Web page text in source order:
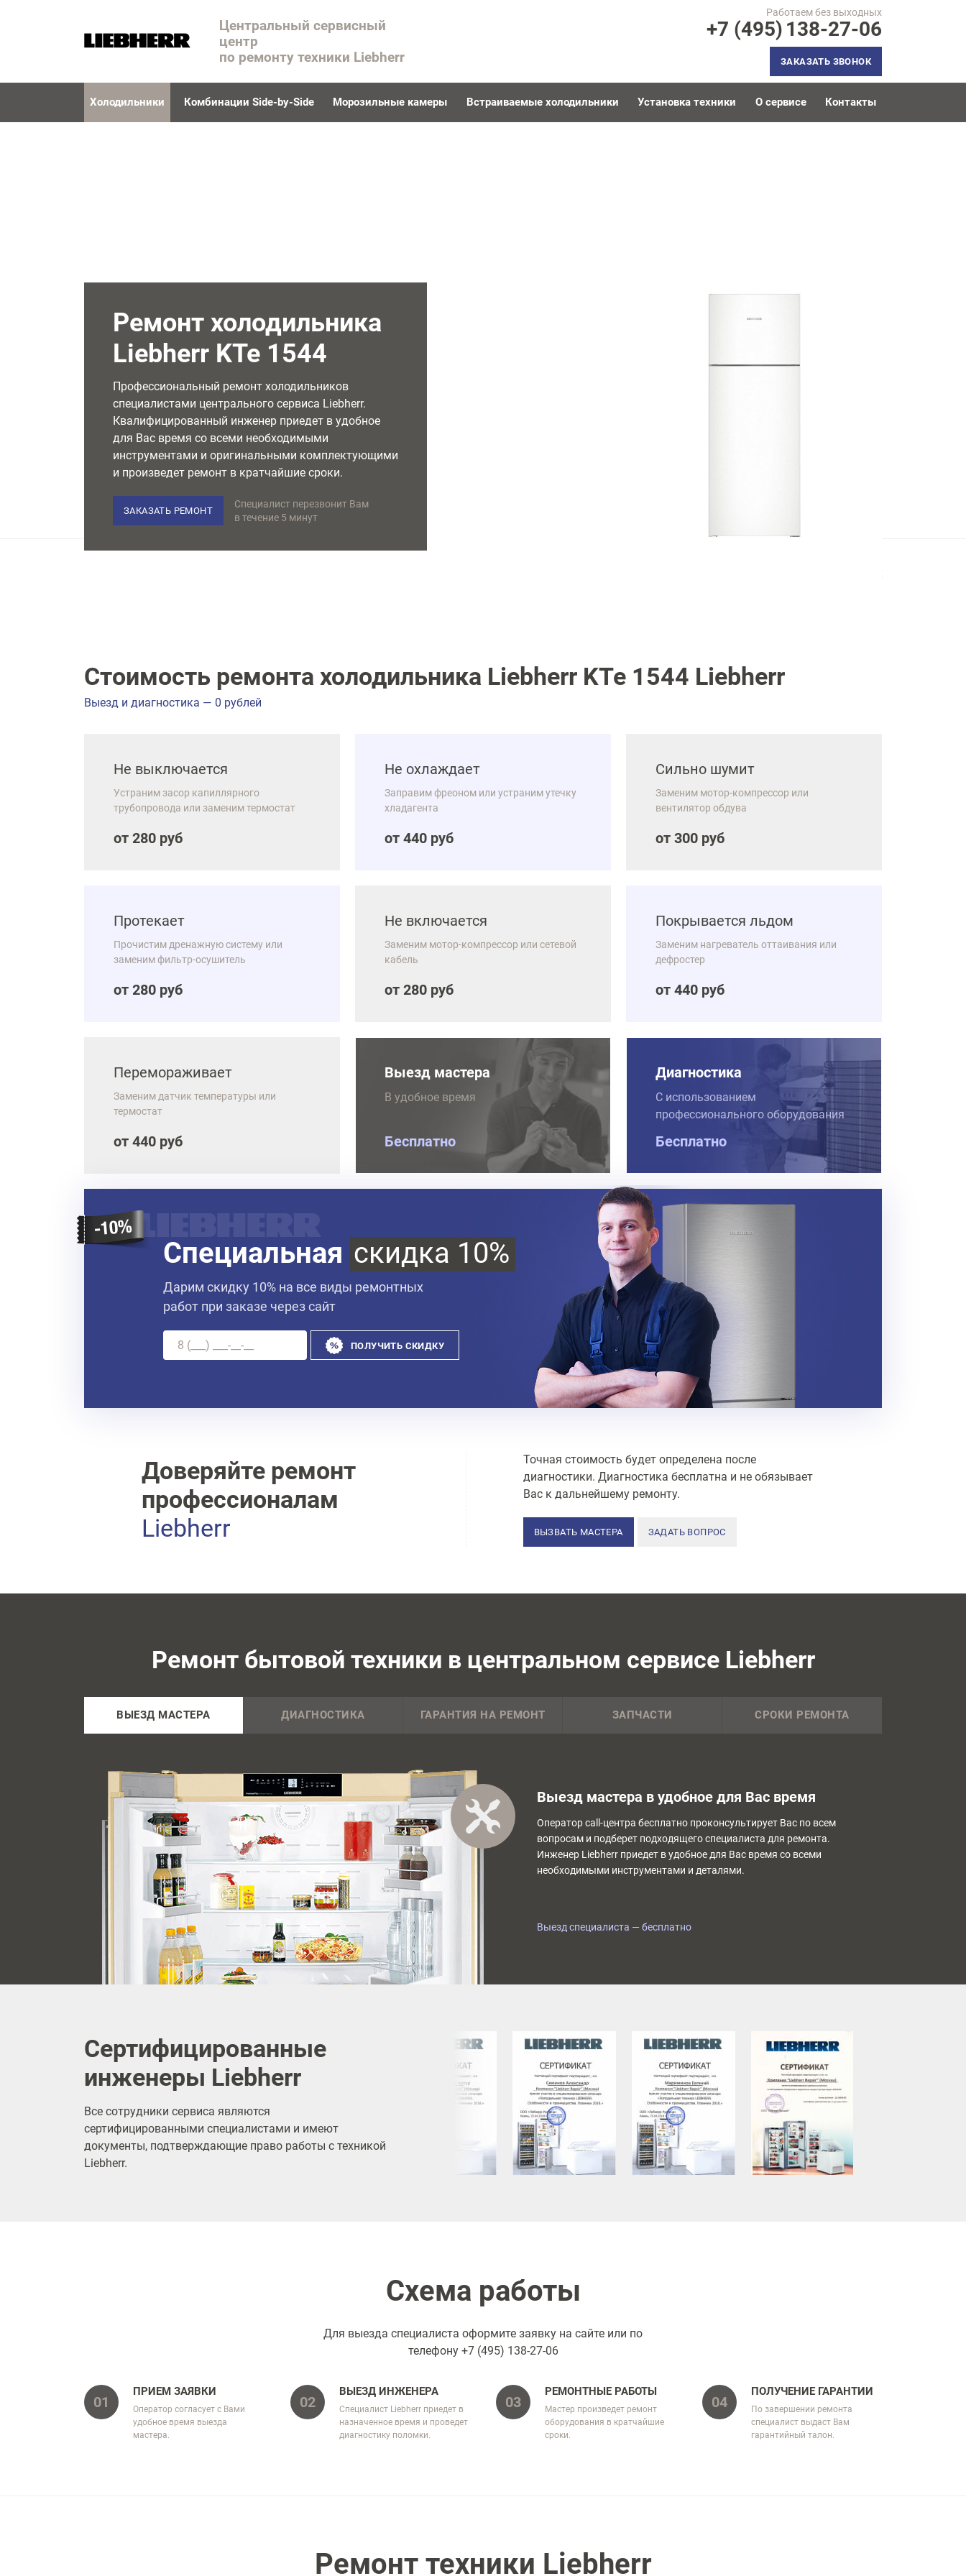
Центральный сервисный
центр
по ремонту техники Liebherr
Работаем без выходных
+7 (495) 138-27-06
ЗАКАЗАТЬ ЗВОНОК
Холодильники Комбинации Side-by-Side Морозильные камеры Встраиваемые холодильники Установка техники О сервисе Контакты
Ремонт холодильника
Liebherr KTe 1544
Профессиональный ремонт холодильников
специалистами центрального сервиса Liebherr.
Квалифицированный инженер приедет в удобное
для Вас время со всеми необходимыми
инструментами и оригинальными комплектующими
и произведет ремонт в кратчайшие сроки.
ЗАКАЗАТЬ РЕМОНТ
Специалист перезвонит Вам
в течение 5 минут
Стоимость ремонта холодильника Liebherr KTe 1544 Liebherr
Выезд и диагностика — 0 рублей
Не выключается
Устраним засор капиллярного
трубопровода или заменим термостат
от 280 руб
Не охлаждает
Заправим фреоном или устраним утечку
хладагента
от 440 руб
Сильно шумит
Заменим мотор-компрессор или
вентилятор обдува
от 300 руб
Протекает
Прочистим дренажную систему или
заменим фильтр-осушитель
от 280 руб
Не включается
Заменим мотор-компрессор или сетевой
кабель
от 280 руб
Покрывается льдом
Заменим нагреватель оттаивания или
дефростер
от 440 руб
Перемораживает
Заменим датчик температуры или
термостат
от 440 руб
Выезд мастера
В удобное время
Бесплатно
Диагностика
С использованием
профессионального оборудования
Бесплатно
Специальная скидка 10%
Дарим скидку 10% на все виды ремонтных
работ при заказе через сайт
ПОЛУЧИТЬ СКИДКУ
Доверяйте ремонт
профессионалам
Liebherr
Точная стоимость будет определена после
диагностики. Диагностика бесплатна и не обязывает
Вас к дальнейшему ремонту.
ВЫЗВАТЬ МАСТЕРА ЗАДАТЬ ВОПРОС
Ремонт бытовой техники в центральном сервисе Liebherr
ВЫЕЗД МАСТЕРА ДИАГНОСТИКА ГАРАНТИЯ НА РЕМОНТ ЗАПЧАСТИ СРОКИ РЕМОНТА
Выезд мастера в удобное для Вас время
Оператор call-центра бесплатно проконсультирует Вас по всем
вопросам и подберет подходящего специалиста для ремонта.
Инженер Liebherr приедет в удобное для Вас время со всеми
необходимыми инструментами и деталями.
Выезд специалиста — бесплатно
Сертифицированные
инженеры Liebherr
Все сотрудники сервиса являются
сертифицированными специалистами и имеют
документы, подтверждающие право работы с техникой
Liebherr.
Схема работы
Для выезда специалиста оформите заявку на сайте или по
телефону +7 (495) 138-27-06
01
ПРИЕМ ЗАЯВКИ
Оператор согласует с Вами
удобное время выезда
мастера.
02
ВЫЕЗД ИНЖЕНЕРА
Специалист Liebherr приедет в
назначенное время и проведет
диагностику поломки.
03
РЕМОНТНЫЕ РАБОТЫ
Мастер произведет ремонт
оборудования в кратчайшие
сроки.
04
ПОЛУЧЕНИЕ ГАРАНТИИ
По завершении ремонта
специалист выдаст Вам
гарантийный талон.
Ремонт техники Liebherr